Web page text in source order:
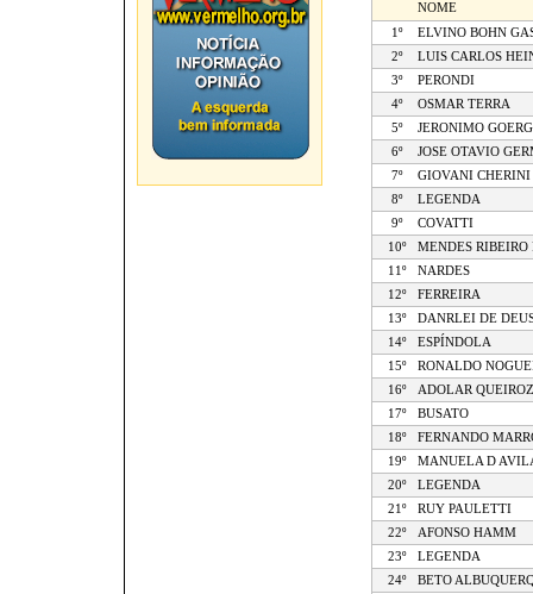
NOME
1º
ELVINO BOHN
2º
LUIS CARLOS
3º
PERONDI
4º
OSMAR TERRA
5º
JERONIMO
6º
JOSE OTAVIO
7º
GIOVANI CHERINI
8º
LEGENDA
9º
COVATTI
10º
MENDES RIBEIRO
11º
NARDES
12º
FERREIRA
13º
DANRLEI DE
14º
ESPÍNDOLA
15º
RONALDO
16º
ADOLAR QUEIROZ
17º
BUSATO
18º
FERNANDO
19º
MANUELA D
20º
LEGENDA
21º
RUY PAULETTI
22º
AFONSO HAMM
23º
LEGENDA
24º
BETO